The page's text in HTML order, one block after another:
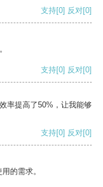
支持[0] 反对[0]
支持[0] 反对[0]
率提高了50%，让我能够
支持[0] 反对[0]
的需求。